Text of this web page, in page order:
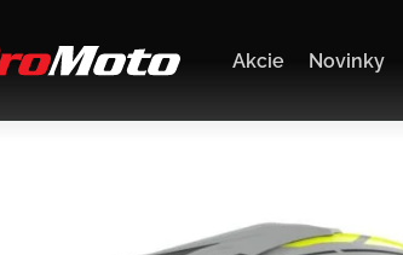
Akcie Novinky